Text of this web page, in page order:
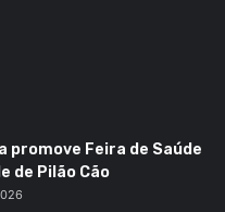
promove Feira de Saúde
de Pilão Cão